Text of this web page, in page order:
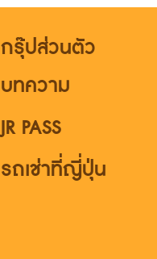
กรุ๊ปส่วนตัว
บทความ
JR PASS
รถเช่าที่ญี่ปุ่น